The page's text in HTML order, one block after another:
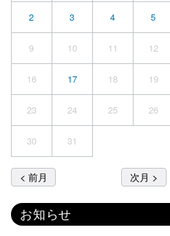
2 3 4 5
9 10 11 12
16 17 18 19
23 24 25 26
30 31
< 前月 次月 >
お知らせ